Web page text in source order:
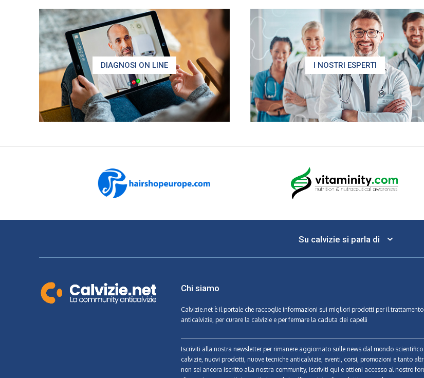
DIAGNOSI ON LINE I NOSTRI ESPERTI
Su calvizie si parla di
Chi siamo
Calvizie.netè il portale che raccoglie informazioni sui migliori prodotti per il trattamento
anticalvizie, per curare la calvizie e per fermare la caduta dei capelli
Iscriviti alla nostra newsletter per rimanere aggiornato sulle news dal mondo
calvizie, nuovi prodotti, nuove tecniche anticalvizie, eventi, corsi, promozioni e tanto
non sei ancora iscritto alla nostra community, iscriviti qui e ottieni accesso al nostro